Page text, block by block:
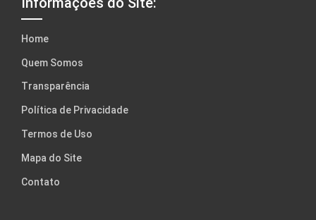
Home
Quem Somos
Transparência
Política de Privacidade
Termos de Uso
Mapa do Site
Contato